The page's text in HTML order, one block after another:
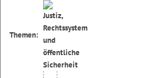
Themen: